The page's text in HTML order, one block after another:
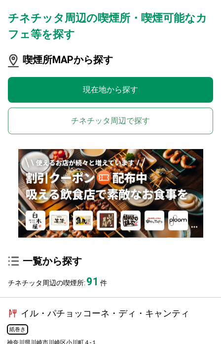
チネチッタ周辺の喫煙所・喫煙可能なカ
フェ等を探す
喫煙所MAPから探す
現在地から探す
チネチッタ周辺で探す
一覧から探す
チネチッタ周辺の喫煙所: 91 件
イル・パチョッコーネ・ディ・キャンティ
紙巻き
神奈川県川崎市川崎区小川町４-１